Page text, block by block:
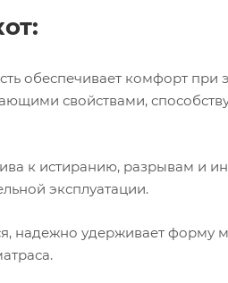
обеспечивает комфорт при
свойствами,
к истиранию, разрывам и
эксплуатации.
надежно удерживает форму